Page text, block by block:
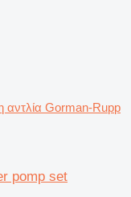
αντλία Gorman-Rupp
pomp set